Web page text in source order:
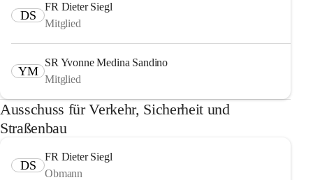
DS
FR Dieter Siegl
Mitglied
YM
SR Yvonne Medina Sandino
Mitglied
Ausschuss für Verkehr, Sicherheit und
Straßenbau
DS
FR Dieter Siegl
Obmann